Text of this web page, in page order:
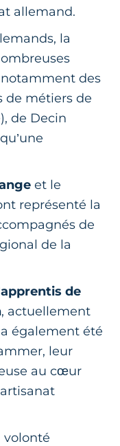
allemand.
la
des
de métiers de
de Decin
et le
représenté la
de
de la
de
, actuellement
également été
leur
au cœur
volonté